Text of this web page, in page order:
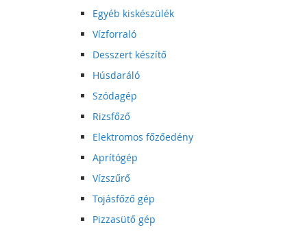
Egyéb kiskészülék
Vízforraló
Desszert készítő
Húsdaráló
Szódagép
Rizsfőző
Elektromos főzőedény
Aprítógép
Vízszűrő
Tojásfőző gép
Pizzasütő gép